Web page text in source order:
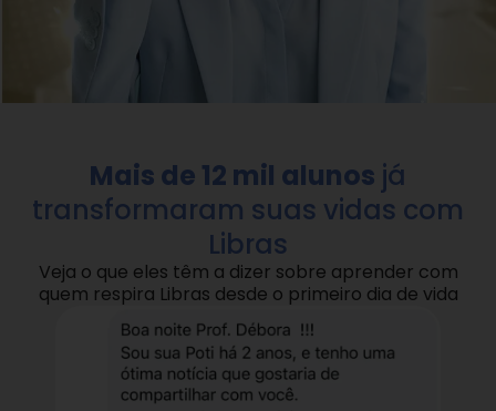
Mais de 12 mil alunos já
transformaram suas vidas com
Libras
Veja o que eles têm a dizer sobre aprender com
quem respira Libras desde o primeiro dia de vida